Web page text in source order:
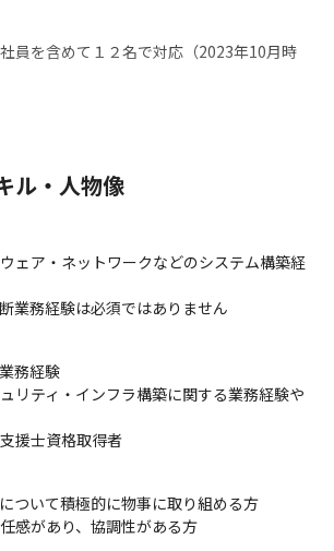
員を含めて１２名で対応（2023年10月時
スを提供するチーム
性診断サービスを
（ネットワーク）診断担当
ョン脆弱性診断担当
プラットフォーム（ネットワーク）診断担
について＞
務を熟知したものからのトランスファーを
ローします。また、外部講習受講、オンラ
用、社内でのセキュリティ技術勉強会開催
推進しています。
魅力
撃を未然に防ぐことをミッションとしてお
ル・人物像
ェア・ネットワークなどのシステム構築経
業務経験は必須ではありません
務経験
リティ・インフラ構築に関する業務経験や
援士資格取得者
ついて積極的に物事に取り組める方
感があり、協調性がある方